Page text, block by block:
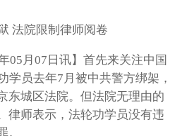
法院限制律师阅卷
05月07日讯】首先来关注中国
学员去年7月被中共警方绑架，
东城区法院。但法院无理由的
律师表示，法轮功学员没有违
。